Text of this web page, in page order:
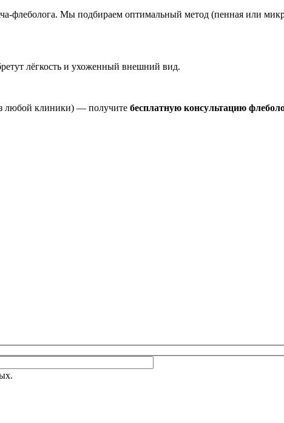
флеболога. Мы подбираем оптимальный метод (пенная или
лёгкость и ухоженный внешний вид.
любой клиники) — получите бесплатную консультацию
пустым.